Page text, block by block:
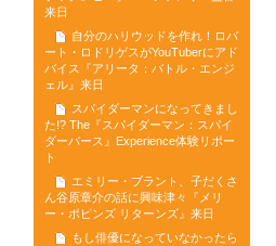
来日
自分のハリウッドを作れ！ロバ
ート・ロドリゲスがYouTuberにアド
バイス『アリータ：バトル・エンジ
ェル』来日
スパイダーマンになってきまし
た!? The『スパイダーマン：スパイ
ダーバース』Experience体験リポー
ト
エミリー・ブラント、子だくさ
ん谷原章介の話に興味津々『メリ
ー・ポピンズ リターンズ』来日
もし俳優になっていなかったら